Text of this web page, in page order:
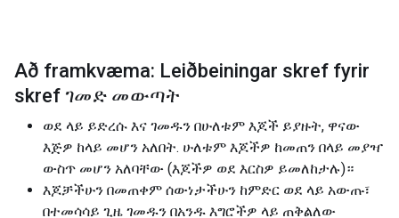
Að framkvæma: Leiðbeiningar skref fyrir
skref ገመድ መውጣት
ወደ ላይ ይድረሱ እና ገመዱን በሁለቱም እጆች ይያዙት, ዋናው
እጅዎ ከላይ መሆን አለበት. ሁለቱም እጆችዎ ከመጠን በላይ መያዣ
ውስጥ መሆን አለባቸው (እጆችዎ ወደ እርስዎ ይመለከታሉ)።
እጆቻችሁን በመጠቀም ሰውነታችሁን ከምድር ወደ ላይ አውጡ፣
በተመሳሳይ ጊዜ ገመዱን በአንዱ እግሮችዎ ላይ ጠቅልለው